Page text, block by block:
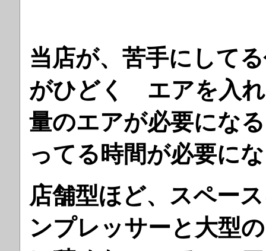
当店が、苦手にして
がひどく エアを入
量のエアが必要にな
ってる時間が必要に
店舗型ほど、スペー
ンプレッサーと大型